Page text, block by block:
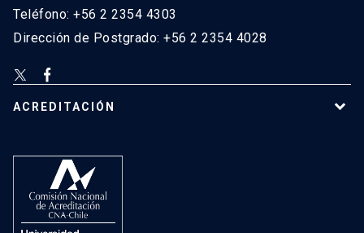
Teléfono: +56 2 2354 4303
Dirección de Postgrado: +56 2 2354 4028
ACREDITACIÓN